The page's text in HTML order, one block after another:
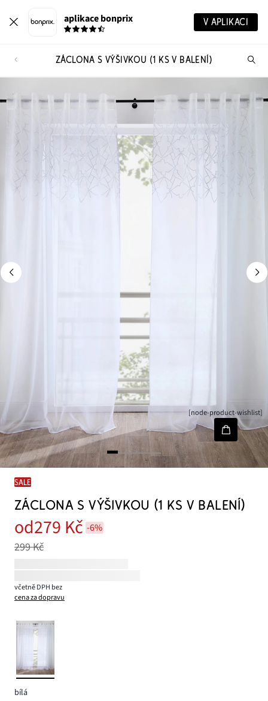
aplikace bonprix V APLIKACI
ZÁCLONA S VÝŠIVKOU (1 KS V BALENÍ)
[node-product-wishlist]
SALE
ZÁCLONA S VÝŠIVKOU (1 KS V BALENÍ)
od279 Kč -6%
299 Kč
včetně DPH bez
cena za dopravu
bílá